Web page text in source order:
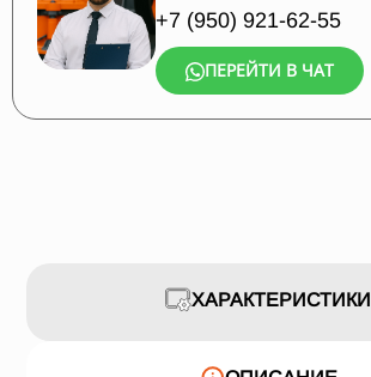
+7 (950) 921-62-55
ПЕРЕЙТИ В ЧАТ
ХАРАКТЕРИСТИКИ